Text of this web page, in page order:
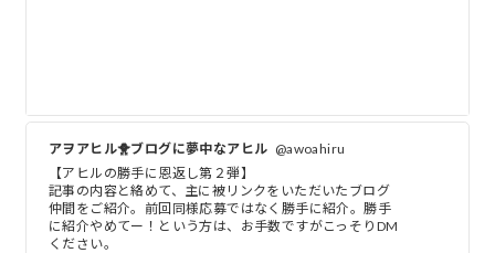
アヲアヒル🐥ブログに夢中なアヒル @awoahiru
【アヒルの勝手に恩返し第２弾】
記事の内容と絡めて、主に被リンクをいただいたブログ
仲間をご紹介。前回同様応募ではなく勝手に紹介。勝手
に紹介やめてー！という方は、お手数ですがこっそりDM
ください。